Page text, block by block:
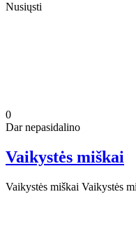
Nusiųsti
0
Dar nepasidalino
Vaikystės miškai
Vaikystės miškai Vaikystės